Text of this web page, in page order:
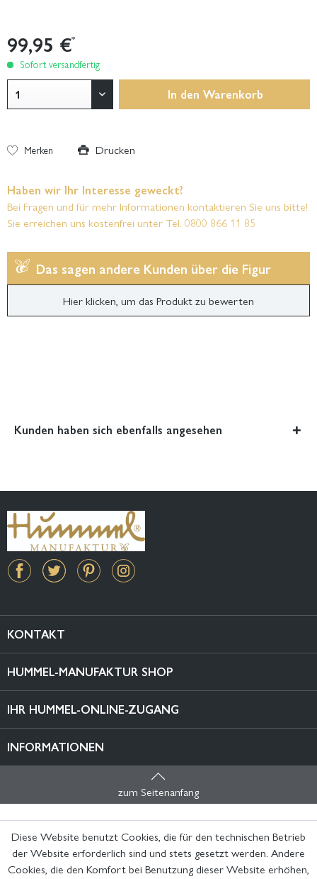
99,95 €*
Sofort versandfertig
In den Warenkorb
Merken Drucken
Haben wir Ihr Interesse geweckt?
Bei Fragen und für mehr Informationen kontaktieren Sie uns bitte!
Sie erreichen uns kostenfrei unter Tel. 0800 866 11 85
Das sagen andere Kunden über die Figur
Hier klicken, um das Produkt zu bewerten
Kunden haben sich ebenfalls angesehen
KONTAKT
HUMMEL-MANUFAKTUR SHOP
IHR HUMMEL-ONLINE-ZUGANG
INFORMATIONEN
zum Seitenanfang
Diese Website benutzt Cookies, die für den technischen Betrieb
der Website erforderlich sind und stets gesetzt werden. Andere
Cookies, die den Komfort bei Benutzung dieser Website erhöhen,